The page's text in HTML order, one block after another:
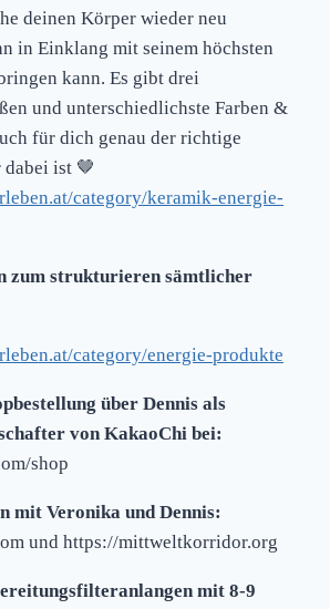
deinen Körper wieder neu
in Einklang mit seinem höchsten
kann. Es gibt drei
und unterschiedlichste Farben &
für dich genau der richtige
dabei ist 🤎
category/keramik-energie-
zum strukturieren sämtlicher
category/energie-produkte
über Dennis als
von KakaoChi bei:
shop
mit Veronika und Dennis:
und https://mittweltkorridor.org
mit 8-9